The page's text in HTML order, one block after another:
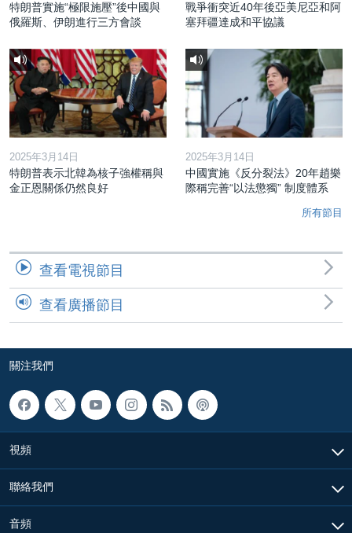
特朗普實施“極限施壓”後中國與
俄羅斯、伊朗進行三方會談
戰爭衝突近40年後亞美尼亞和阿
塞拜疆達成和平協議
2025年3月14日
特朗普表示北韓為核子強權稱與
金正恩關係仍然良好
2025年3月14日
中國實施《反分裂法》20年趙樂
際稱完善“以法懲獨” 制度體系
所有節目
查看電視節目
查看廣播節目
關注我們
視頻
聯絡我們
音頻